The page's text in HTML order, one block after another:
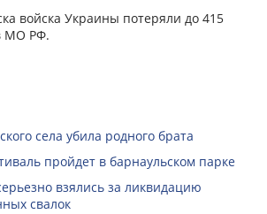
войска Украины потеряли до 415
МО РФ.
села убила родного брата
пройдет в барнаульском парке
взялись за ликвидацию
свалок